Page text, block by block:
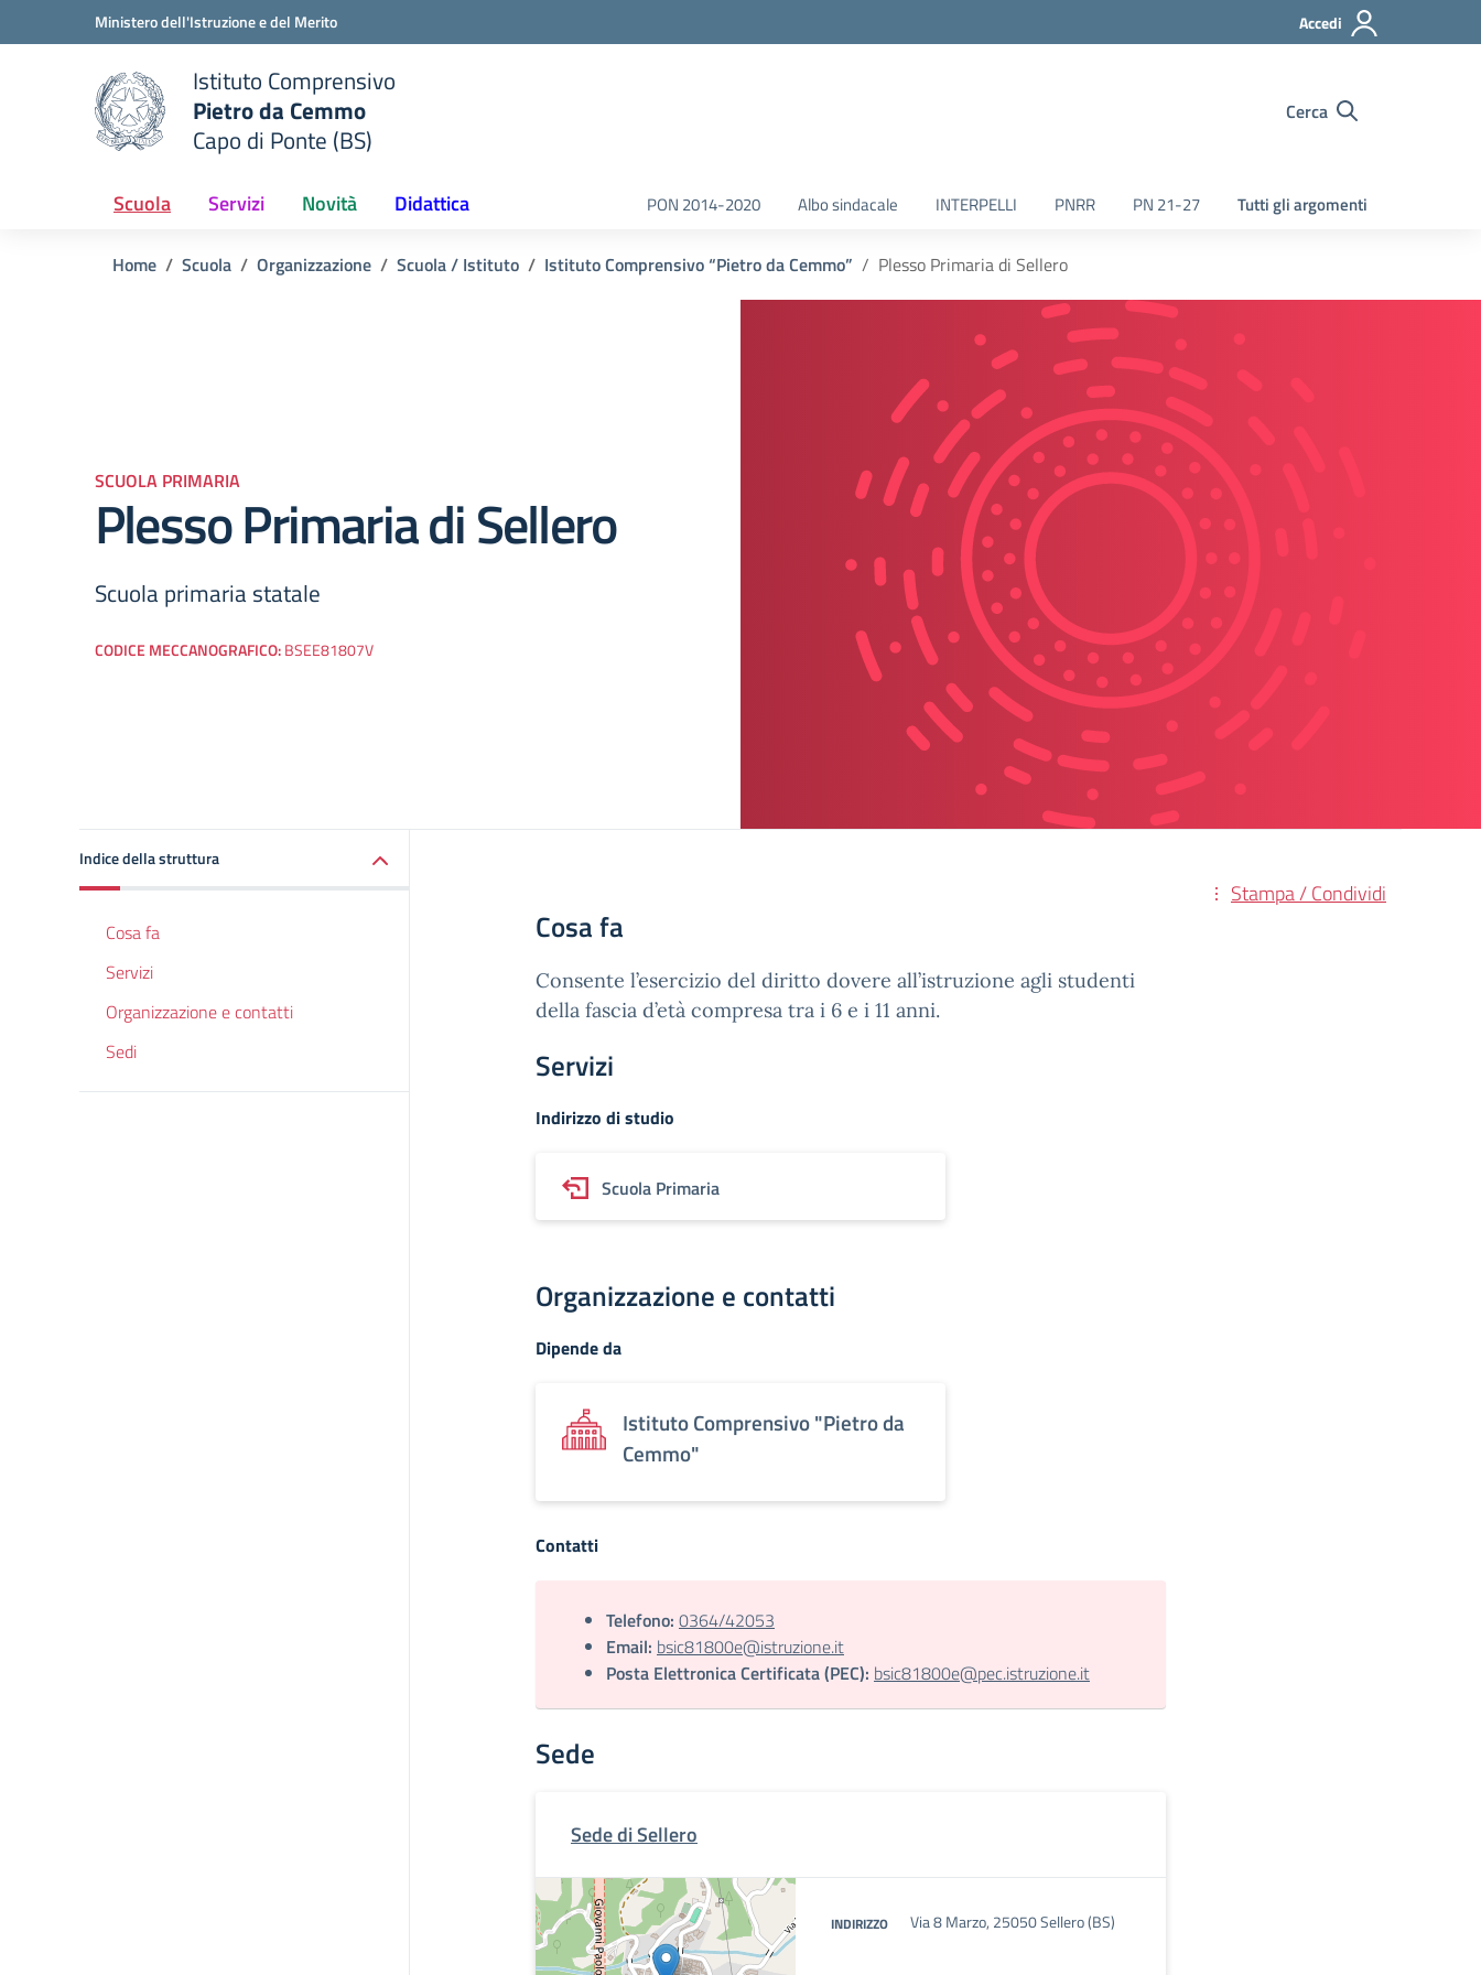
Vai ai contenuti
Vai al menu di navigazioneMinistero dell'Istruzione e del Merito Accedi
scuola
Istituto Comprensivo
Pietro da Cemmo
Capo di Ponte (BS)
Cerca
Scuola Servizi Novità Didattica PON 2014-2020 Albo sindacale INTERPELLI PNRR PN 21-27 Tutti gli argomenti
Home Scuola Organizzazione Scuola / Istituto Istituto Comprensivo “Pietro da Cemmo” Plesso Primaria di Sellero
SCUOLA PRIMARIA
Plesso Primaria di Sellero
Scuola primaria statale
CODICE MECCANOGRAFICO:BSEE81807V
Indice della struttura
Cosa fa
Servizi
Organizzazione e contatti
Sedi
Stampa / Condividi
Cosa fa
Consente l’esercizio del diritto dovere all’istruzione agli studenti
della fascia d’età compresa tra i 6 e i 11 anni.
Servizi
Indirizzo di studio
Scuola Primaria
Organizzazione e contatti
Dipende da
Istituto Comprensivo "Pietro da
Cemmo"
Contatti
Telefono: 0364/42053
Email: bsic81800e@istruzione.it
Posta Elettronica Certificata (PEC): bsic81800e@pec.istruzione.it
Sede
Sede di Sellero
INDIRIZZO Via 8 Marzo, 25050 Sellero (BS)